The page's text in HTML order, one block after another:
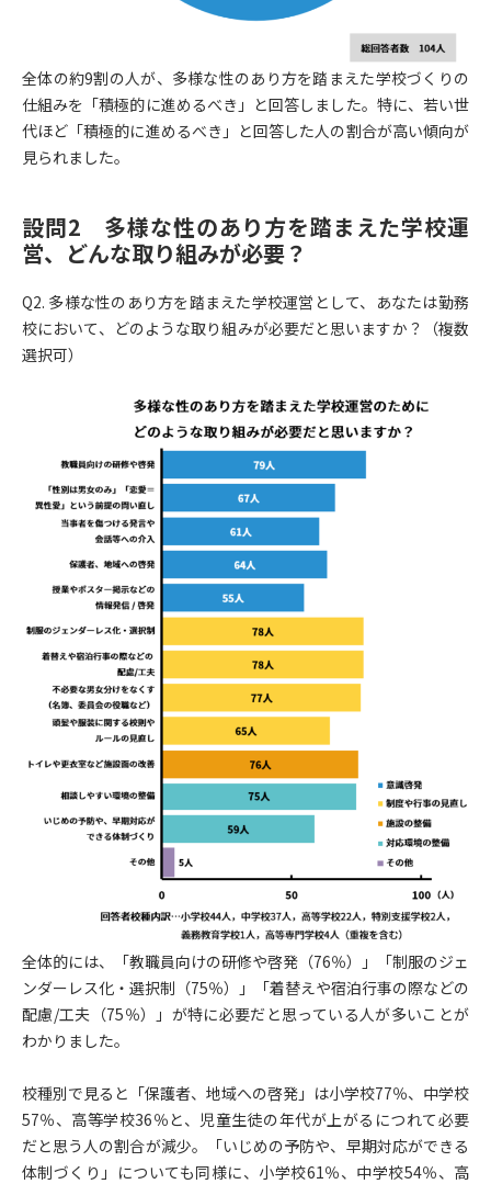
全体の約9割の人が、多様な性のあり方を踏まえた学校づくりの
仕組みを「積極的に進めるべき」と回答しました。特に、若い世
代ほど「積極的に進めるべき」と回答した人の割合が高い傾向が
見られました。
設問2 多様な性のあり方を踏まえた学校運
営、どんな取り組みが必要？
Q2. 多様な性のあり方を踏まえた学校運営として、あなたは勤務
校において、どのような取り組みが必要だと思いますか？（複数
選択可）
全体的には、「教職員向けの研修や啓発（76％）」「制服のジェ
ンダーレス化・選択制（75％）」「着替えや宿泊行事の際などの
配慮/工夫（75％）」が特に必要だと思っている人が多いことが
わかりました。
校種別で見ると「保護者、地域への啓発」は小学校77％、中学校
57％、高等学校36％と、児童生徒の年代が上がるにつれて必要
だと思う人の割合が減少。「いじめの予防や、早期対応ができる
体制づくり」についても同様に、小学校61％、中学校54％、高